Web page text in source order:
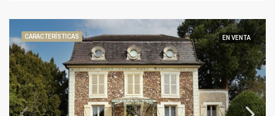
CARACTERÍSTICAS EN VENTA